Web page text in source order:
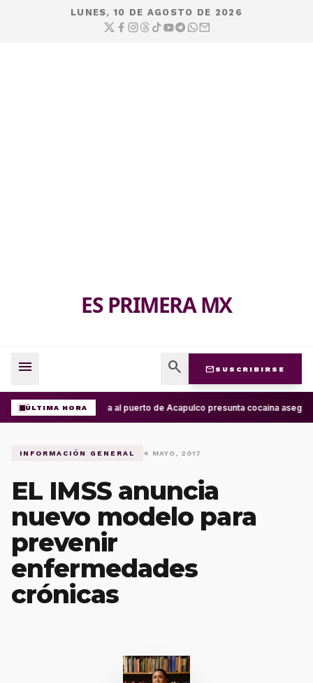
LUNES, 10 DE AGOSTO DE 2026
ES PRIMERA MX
menu search mail SUSCRIBIRSE
ÚLTIMA HORAArriba al puerto de Acapulco presunta cocaína
INFORMACIÓN GENERAL 4 MAYO, 2017
EL IMSS anuncia
nuevo modelo para
prevenir
enfermedades
crónicas